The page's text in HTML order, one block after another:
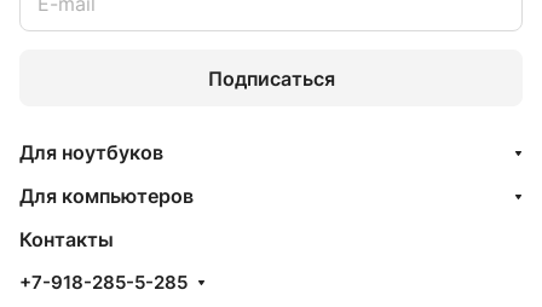
Подписаться
Для ноутбуков
Для компьютеров
Контакты
+7-918-285-5-285